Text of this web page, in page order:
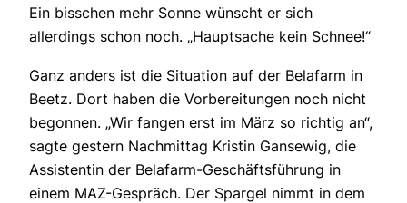
Ein bisschen mehr Sonne wünscht er sich
allerdings schon noch. „Hauptsache kein Schnee!“
Ganz anders ist die Situation auf der Belafarm in
Beetz. Dort haben die Vorbereitungen noch nicht
begonnen. „Wir fangen erst im März so richtig an“,
sagte gestern Nachmittag Kristin Gansewig, die
Assistentin der Belafarm-Geschäftsführung in
einem MAZ-Gespräch. Der Spargel nimmt in dem